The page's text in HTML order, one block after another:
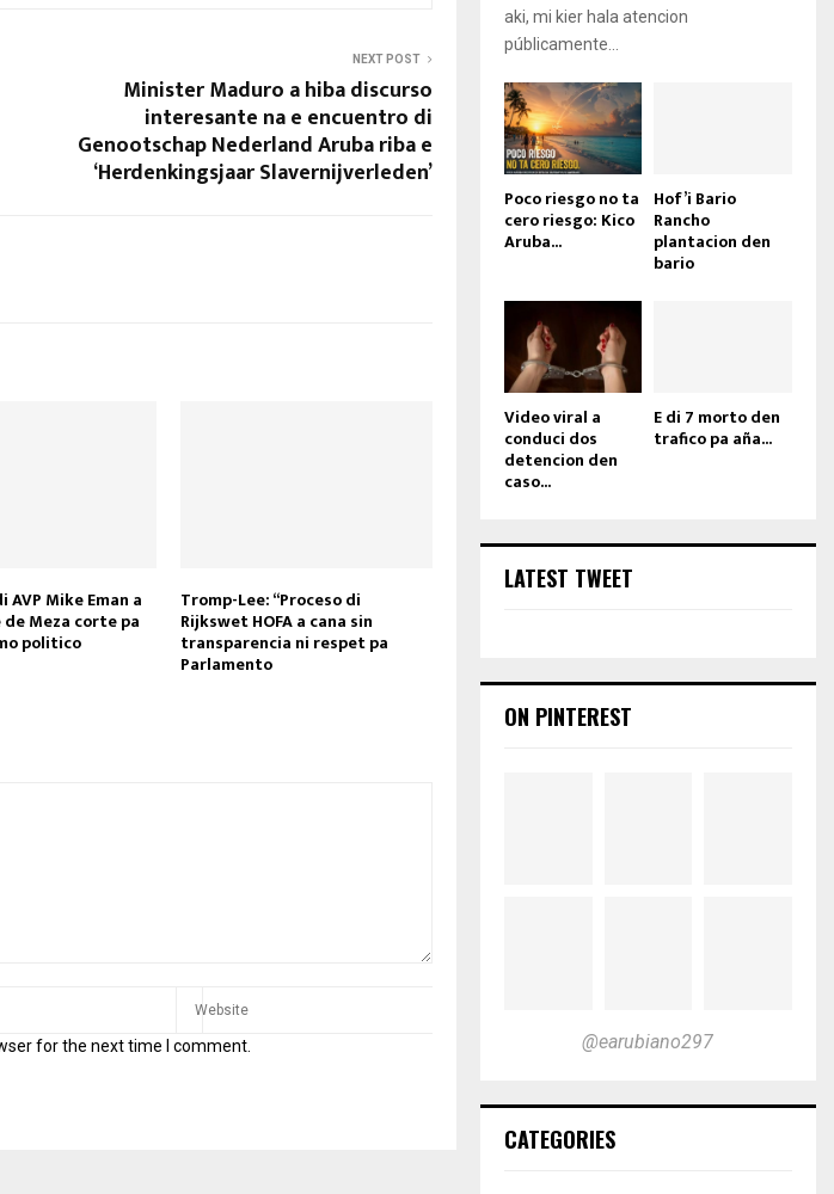
y
s
t
a
s
e
NEXT POST
Minister Maduro a hiba discurso
interesante na e encuentro di
Genootschap Nederland Aruba riba e
‘Herdenkingsjaar Slavernijverleden’
AVP Mike Eman a
Meza corte pa
politico
Tromp-Lee: “Proceso di
Rijkswet HOFA a cana sin
transparencia ni respet pa
Parlamento
for the next time I comment.
aki, mi kier hala atencion
públicamente...
Poco riesgo no ta
cero riesgo: Kico
Aruba...
Hof’i Bario
Rancho
plantacion den
bario
Video viral a
conduci dos
detencion den
caso...
E di 7 morto den
trafico pa aña...
LATEST TWEET
ON PINTEREST
@earubiano297
CATEGORIES